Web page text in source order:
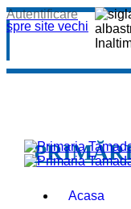
spre site vechi
Autentificare
Acasa